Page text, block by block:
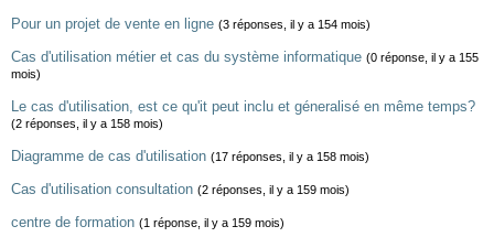
Pour un projet de vente en ligne (3 réponses, il y a 154 mois)
Cas d'utilisation métier et cas du système informatique (0 réponse, il y a 155
mois)
Le cas d'utilisation, est ce qu'it peut inclu et géneralisé en même temps?
(2 réponses, il y a 158 mois)
Diagramme de cas d'utilisation (17 réponses, il y a 158 mois)
Cas d'utilisation consultation (2 réponses, il y a 159 mois)
centre de formation (1 réponse, il y a 159 mois)